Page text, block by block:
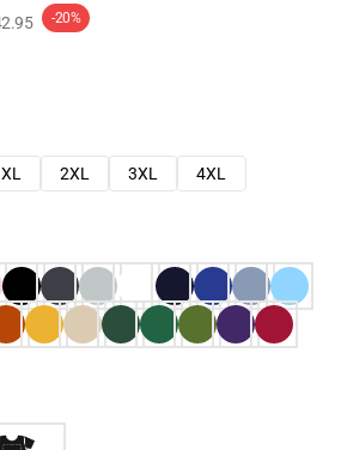
-20%
XL 2XL 3XL
4XL